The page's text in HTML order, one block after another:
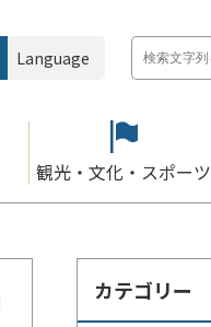
Language
観光・文化・スポーツ
カテゴリー